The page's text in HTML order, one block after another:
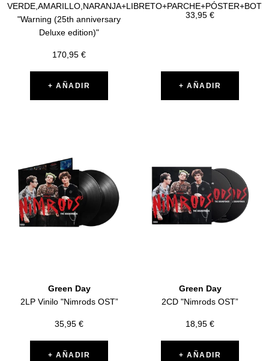
"Warning (25th anniversary
Deluxe edition)"
Precio
venta
170,95 €
+ AÑADIR
Precio
33,95 €
+ AÑADIR
Green Day
2LP Vinilo "Nimrods OST”
Precio
venta
35,95 €
+ AÑADIR
Green Day
2CD "Nimrods OST”
Precio
venta
18,95 €
+ AÑADIR